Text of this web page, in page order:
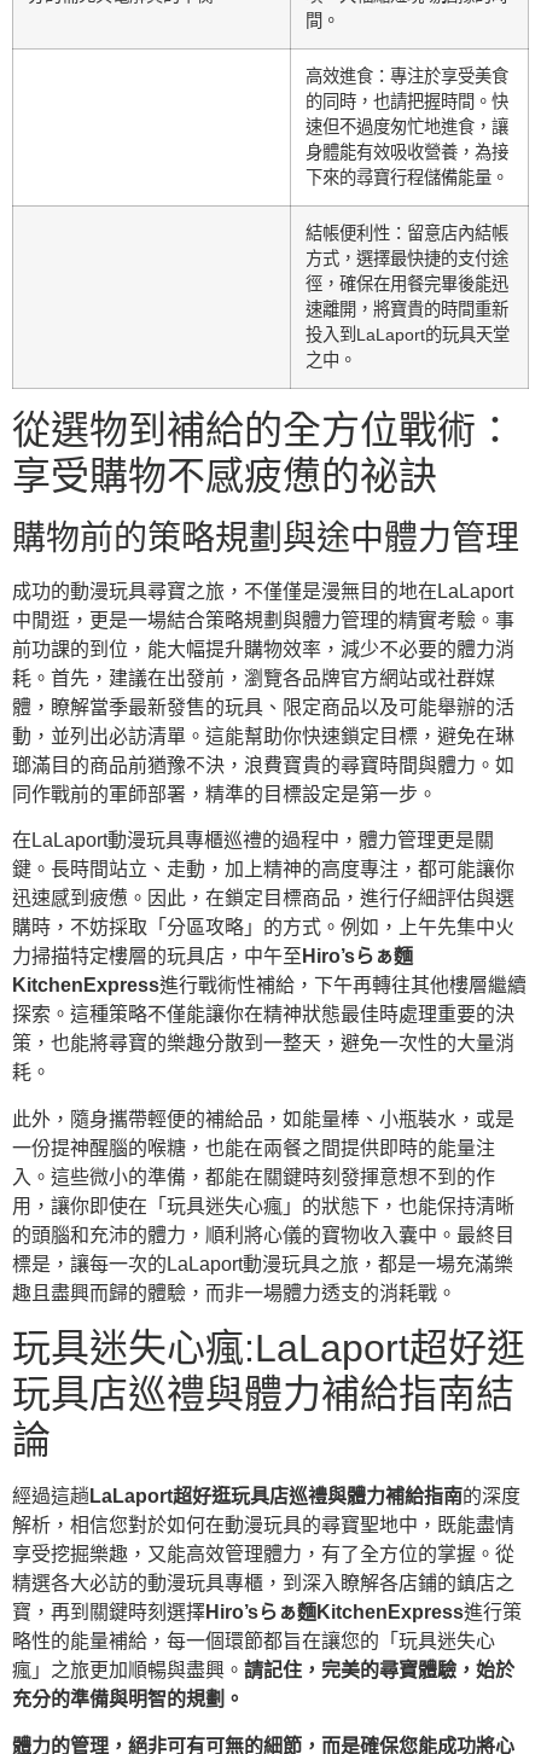
間。
高效進食：專注於享受美食
的同時，也請把握時間。快
速但不過度匆忙地進食，讓
身體能有效吸收營養，為接
下來的尋寶行程儲備能量。
結帳便利性：留意店內結帳
方式，選擇最快捷的支付途
徑，確保在用餐完畢後能迅
速離開，將寶貴的時間重新
投入到LaLaport的玩具天堂
之中。
從選物到補給的全方位戰術：
享受購物不感疲憊的祕訣
購物前的策略規劃與途中體力管理
成功的動漫玩具尋寶之旅，不僅僅是漫無目的地在LaLaport
中閒逛，更是一場結合策略規劃與體力管理的精實考驗。事
前功課的到位，能大幅提升購物效率，減少不必要的體力消
耗。首先，建議在出發前，瀏覽各品牌官方網站或社群媒
體，瞭解當季最新發售的玩具、限定商品以及可能舉辦的活
動，並列出必訪清單。這能幫助你快速鎖定目標，避免在琳
瑯滿目的商品前猶豫不決，浪費寶貴的尋寶時間與體力。如
同作戰前的軍師部署，精準的目標設定是第一步。
在LaLaport動漫玩具專櫃巡禮的過程中，體力管理更是關
鍵。長時間站立、走動，加上精神的高度專注，都可能讓你
迅速感到疲憊。因此，在鎖定目標商品，進行仔細評估與選
購時，不妨採取「分區攻略」的方式。例如，上午先集中火
力掃描特定樓層的玩具店，中午至 Hiro’sらぁ麵
KitchenExpress進行戰術性補給，下午再轉往其他樓層繼續
探索。這種策略不僅能讓你在精神狀態最佳時處理重要的決
策，也能將尋寶的樂趣分散到一整天，避免一次性的大量消
耗。
此外，隨身攜帶輕便的補給品，如能量棒、小瓶裝水，或是
一份提神醒腦的喉糖，也能在兩餐之間提供即時的能量注
入。這些微小的準備，都能在關鍵時刻發揮意想不到的作
用，讓你即使在「玩具迷失心瘋」的狀態下，也能保持清晰
的頭腦和充沛的體力，順利將心儀的寶物收入囊中。最終目
標是，讓每一次的LaLaport動漫玩具之旅，都是一場充滿樂
趣且盡興而歸的體驗，而非一場體力透支的消耗戰。
玩具迷失心瘋:LaLaport超好逛
玩具店巡禮與體力補給指南結
論
經過這趟 LaLaport超好逛玩具店巡禮與體力補給指南的深度
解析，相信您對於如何在動漫玩具的尋寶聖地中，既能盡情
享受挖掘樂趣，又能高效管理體力，有了全方位的掌握。從
精選各大必訪的動漫玩具專櫃，到深入瞭解各店鋪的鎮店之
寶，再到關鍵時刻選擇Hiro’sらぁ麵KitchenExpress進行策
略性的能量補給，每一個環節都旨在讓您的「玩具迷失心
瘋」之旅更加順暢與盡興。 請記住，完美的尋寶體驗，始於
充分的準備與明智的規劃。
體力的管理，絕非可有可無的細節，而是確保您能成功將心